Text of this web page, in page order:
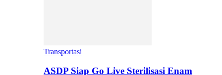
Transportasi
ASDP Siap Go Live Sterilisasi Enam